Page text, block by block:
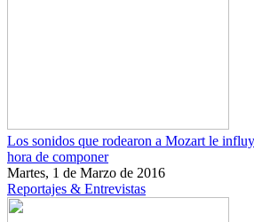
Los sonidos que rodearon a Mozart le
hora de componer
Martes, 1 de Marzo de 2016
Reportajes & Entrevistas